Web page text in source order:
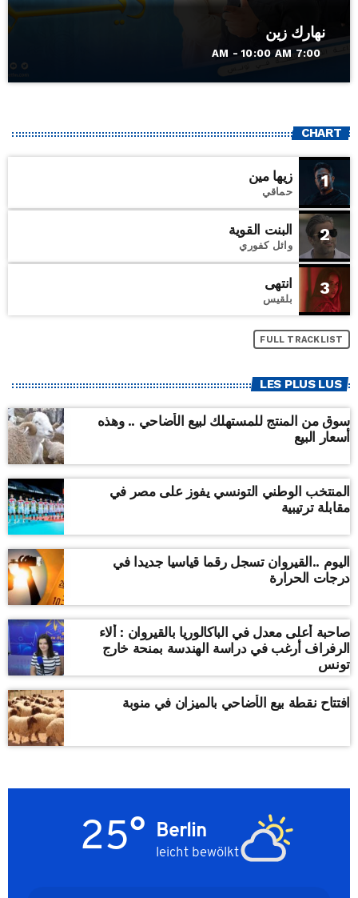
نهارك زين
7:00 AM - 10:00 AM
CHART
1 زيها مين
حماقي
2 البنت القوية
وائل كفوري
3 انتهى
بلقيس
FULL TRACKLIST
LES PLUS LUS
سوق من المنتج للمستهلك لبيع الأضاحي .. وهذه
أسعار البيع
المنتخب الوطني التونسي يفوز على مصر في
مقابلة ترتيبية
اليوم ..القيروان تسجل رقما قياسيا جديدا في
درجات الحرارة
صاحبة أعلى معدل في الباكالوريا بالقيروان : ألاء
الرفراف أرغب في دراسة الهندسة بمنحة خارج
تونس
افتتاح نقطة بيع الأضاحي بالميزان في منوبة
Berlin
leicht bewölkt
25°